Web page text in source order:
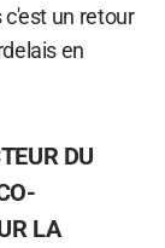
c'est un retour
en
DU
LA